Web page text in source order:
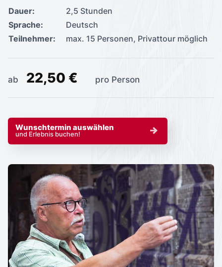
Dauer:
2,5 Stunden
Sprache:
Deutsch
Teilnehmer:
max. 15 Personen, Privattour möglich
ab 22,50 € pro Person
Wunschtermin auswählen
und Erlebnis buchen!